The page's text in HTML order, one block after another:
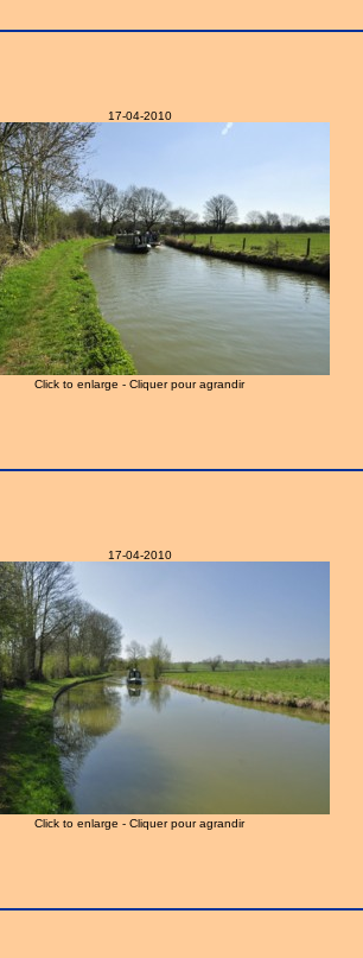
17-04-2010
Click to enlarge - Cliquer pour agrandir
17-04-2010
Click to enlarge - Cliquer pour agrandir